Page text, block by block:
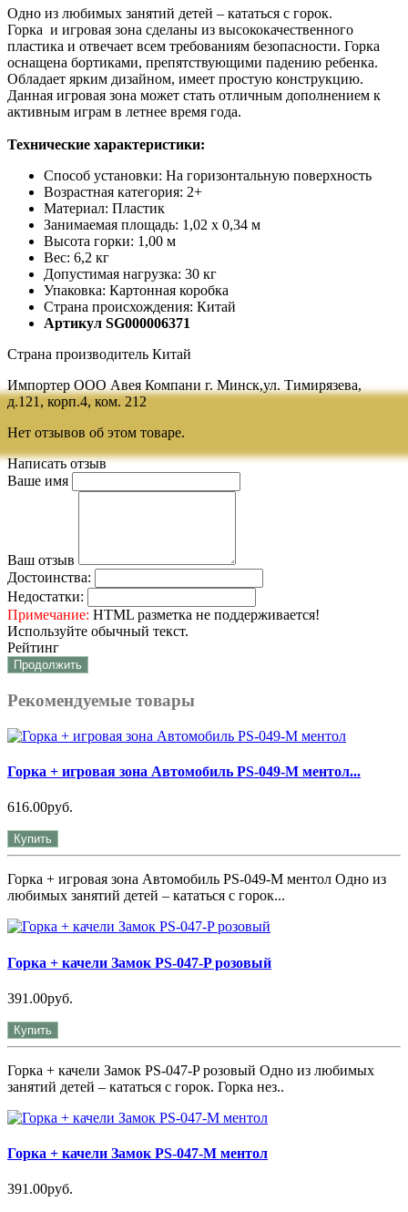
Одно из любимых занятий детей – кататься с горок.
Горка и игровая зона сделаны из высококачественного
пластика и отвечает всем требованиям безопасности. Горка
оснащена бортиками, препятствующими падению ребенка.
Обладает ярким дизайном, имеет простую конструкцию.
Данная игровая зона может стать отличным дополнением к
активным играм в летнее время года.
Технические характеристики:
Способ установки: На горизонтальную поверхность
Возрастная категория: 2+
Материал: Пластик
Занимаемая площадь: 1,02 х 0,34 м
Высота горки: 1,00 м
Вес: 6,2 кг
Допустимая нагрузка: 30 кг
Упаковка: Картонная коробка
Страна происхождения: Китай
Артикул SG000006371
Страна производитель Китай
Импортер ООО Авея Компани г. Минск,ул. Тимирязева,
д.121, корп.4, ком. 212
Нет отзывов об этом товаре.
Написать отзыв
Ваше имя
Ваш отзыв
Достоинства:
Недостатки:
Примечание: HTML разметка не поддерживается!
Используйте обычный текст.
Рейтинг
Продолжить
Рекомендуемые товары
Горка + игровая зона Автомобиль PS-049-М ментол...
616.00руб.
Купить
Горка + игровая зона Автомобиль PS-049-М ментол Одно из
любимых занятий детей – кататься с горок...
Горка + качели Замок PS-047-P розовый
391.00руб.
Купить
Горка + качели Замок PS-047-P розовый Одно из любимых
занятий детей – кататься с горок. Горка нез..
Горка + качели Замок PS-047-М ментол
391.00руб.